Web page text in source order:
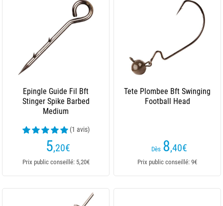
Epingle Guide Fil Bft
Stinger Spike Barbed
Medium
(1 avis)
5,20€
Prix public conseillé: 5,20€
Tete Plombee Bft Swinging
Football Head
Dès 8,40€
Prix public conseillé: 9€